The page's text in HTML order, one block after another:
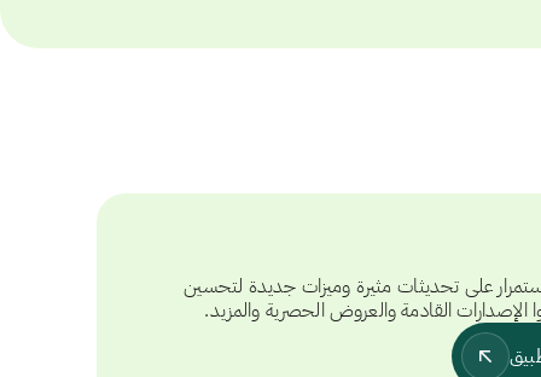
على تحديثات مثيرة وميزات جديدة لتحسين
الإصدارات القادمة والعروض الحصرية والمزيد.